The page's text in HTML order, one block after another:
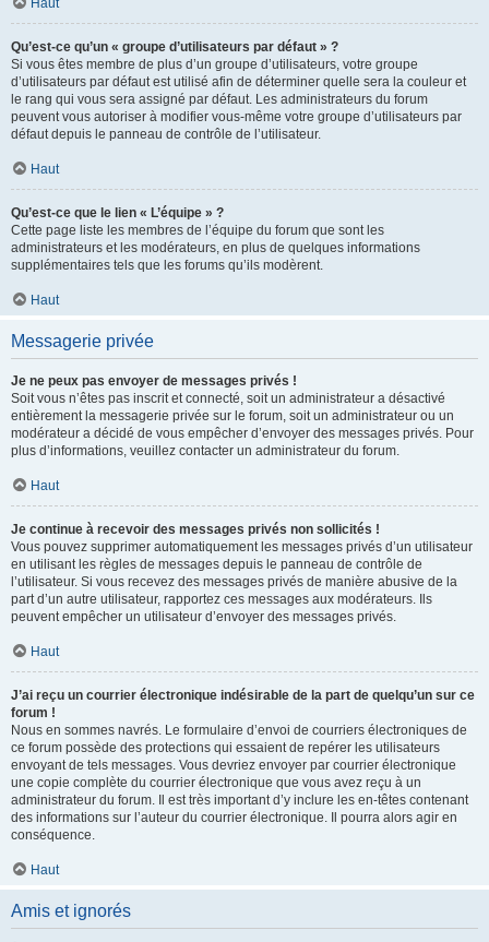
Haut
Qu’est-ce qu’un « groupe d’utilisateurs par défaut » ?
Si vous êtes membre de plus d’un groupe d’utilisateurs, votre groupe
d’utilisateurs par défaut est utilisé afin de déterminer quelle sera la couleur et
le rang qui vous sera assigné par défaut. Les administrateurs du forum
peuvent vous autoriser à modifier vous-même votre groupe d’utilisateurs par
défaut depuis le panneau de contrôle de l’utilisateur.
Haut
Qu’est-ce que le lien « L’équipe » ?
Cette page liste les membres de l’équipe du forum que sont les
administrateurs et les modérateurs, en plus de quelques informations
supplémentaires tels que les forums qu’ils modèrent.
Haut
Messagerie privée
Je ne peux pas envoyer de messages privés !
Soit vous n’êtes pas inscrit et connecté, soit un administrateur a désactivé
entièrement la messagerie privée sur le forum, soit un administrateur ou un
modérateur a décidé de vous empêcher d’envoyer des messages privés. Pour
plus d’informations, veuillez contacter un administrateur du forum.
Haut
Je continue à recevoir des messages privés non sollicités !
Vous pouvez supprimer automatiquement les messages privés d’un utilisateur
en utilisant les règles de messages depuis le panneau de contrôle de
l’utilisateur. Si vous recevez des messages privés de manière abusive de la
part d’un autre utilisateur, rapportez ces messages aux modérateurs. Ils
peuvent empêcher un utilisateur d’envoyer des messages privés.
Haut
J’ai reçu un courrier électronique indésirable de la part de quelqu’un sur ce
forum !
Nous en sommes navrés. Le formulaire d’envoi de courriers électroniques de
ce forum possède des protections qui essaient de repérer les utilisateurs
envoyant de tels messages. Vous devriez envoyer par courrier électronique
une copie complète du courrier électronique que vous avez reçu à un
administrateur du forum. Il est très important d’y inclure les en-têtes contenant
des informations sur l’auteur du courrier électronique. Il pourra alors agir en
conséquence.
Haut
Amis et ignorés